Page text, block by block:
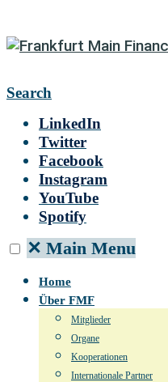
Search
LinkedIn
Twitter
Facebook
Instagram
YouTube
Spotify
✕ Main Menu
Home
Über FMF
Mitglieder
Organe
Kooperationen
Internationale Partner